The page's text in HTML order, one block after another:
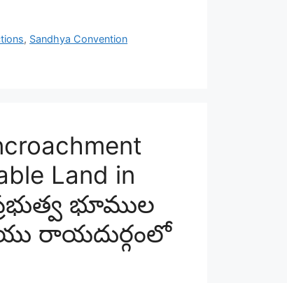
, Sandhya Convention
Land in
భూముల
రాయదుర్గంలో